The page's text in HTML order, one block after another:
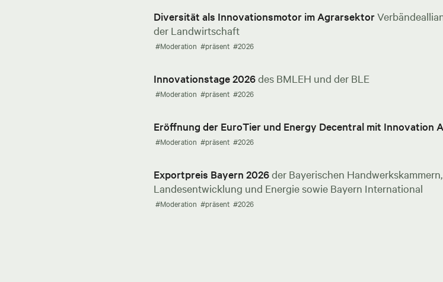
Diversität als Innovationsmotor im Agrarsektor
der Landwirtschaft
#Moderation #präsent #2026
Innovationstage 2026des BMLEH und der BLE
#Moderation #präsent #2026
Eröffnung der EuroTier und Energy Decentral mit Innovation
#Moderation #präsent #2026
Exportpreis Bayern 2026der Bayerischen
Landesentwicklung und Energie sowie Bayern International
#Moderation #präsent #2026